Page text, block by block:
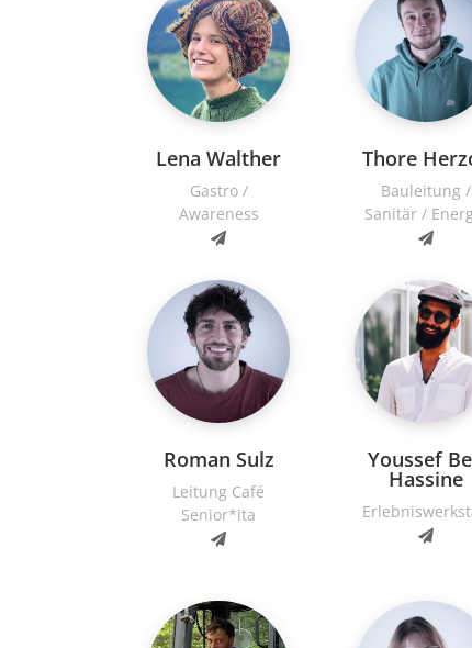
Lena Walther
Gastro /
Awareness
Thore
Bauleitung /
Sanitär /
Roman Sulz
Leitung Café
Senior*ita
Youssef
Hassine